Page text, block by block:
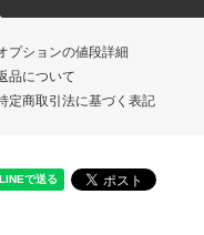
プションの値段詳細
品について
定商取引法に基づく表記